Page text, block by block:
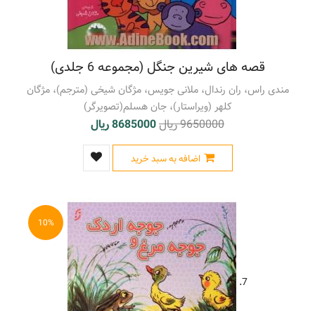
قصه های شیرین جنگل (مجموعه 6 جلدی)
مندی راس، ران رندال، ملانی جویس، مژگان شیخی (مترجم)، مژگان
کلهر (ویراستار)، جان هسلم(تصویرگر)
9650000 ریال 8685000 ریال
اضافه به سبد خرید
10%
7.